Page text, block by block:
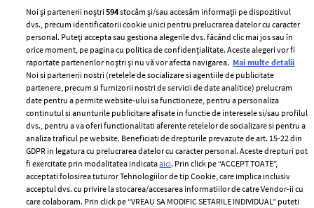
ELLE Style Awards
2024
Despre ELLE
Romania
Contact
Abonamente
Termeni si conditii
Politica de
confidențialitate
Politica de cookies
Publicitate
Noi și partenerii noștri594stocăm și/sau accesăm informații pe dispozitivul
dvs., precum identificatorii cookie unici pentru prelucrarea datelor cu caracter
personal. Puteți accepta sau gestiona alegerile dvs. făcând clic mai jos sau în
orice moment, pe pagina cu politica de confidențialitate. Aceste alegeri vor fi
raportate partenerilor noștri și nu vă vor afecta navigarea. Mai multe detalii
Noi si partenerii nostri (retelele de socializare si agentiile de publicitate
partenere, precum si furnizorii nostri de servicii de date analitice) prelucram
date pentru a permite website-ului sa functioneze, pentru a personaliza
continutul si anunturile publicitare afisate in functie de interesele si/sau profilul
dvs., pentru a va oferi functionalitati aferente retelelor de socializare si pentru a
analiza traficul pe website. Beneficiati de drepturile prevazute de art. 15-22 din
GDPR in legatura cu prelucrarea datelor cu caracter personal. Aceste drepturi pot
fi exercitate prin modalitatea indicataaici. Prin click pe “ACCEPT TOATE”,
acceptati folosirea tuturor Tehnologiilor de tip Cookie, care implica inclusiv
acceptul dvs. cu privire la stocarea/accesarea informatiilor de catre Vendor-ii cu
care colaboram. Prin click pe “VREAU SA MODIFIC SETARILE INDIVIDUAL” puteti